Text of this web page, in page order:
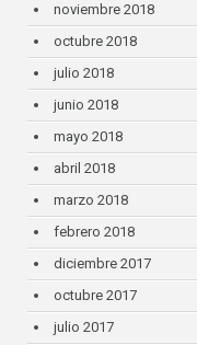
noviembre 2018
octubre 2018
julio 2018
junio 2018
mayo 2018
abril 2018
marzo 2018
febrero 2018
diciembre 2017
octubre 2017
julio 2017